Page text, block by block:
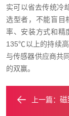
实可以省去传统冷
选型者，不能盲目
率、安装方式和精
135℃以上的持续
与传感器供应商共
的双赢。
上一篇： 磁